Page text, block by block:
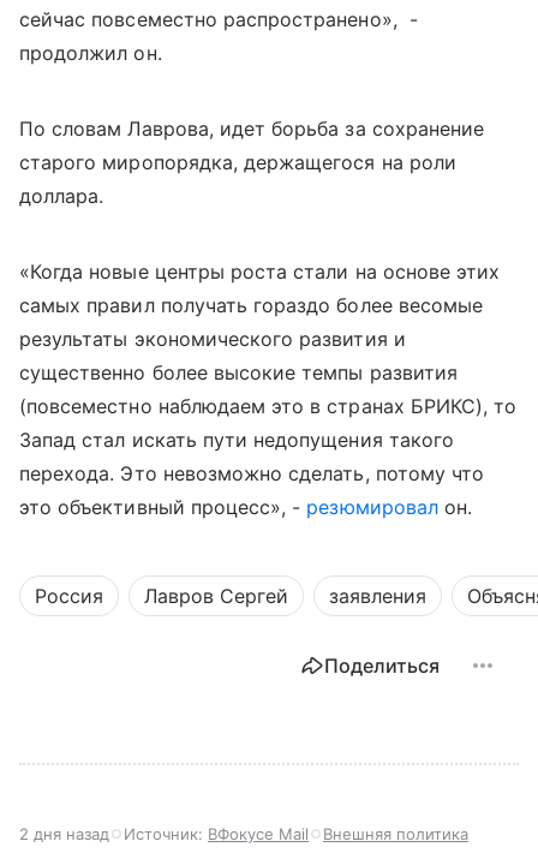
сейчас повсеместно распространено», -
продолжил он.
По словам Лаврова, идет борьба за сохранение
старого миропорядка, держащегося на роли
доллара.
«Когда новые центры роста стали на основе этих
самых правил получать гораздо более весомые
результаты экономического развития и
существенно более высокие темпы развития
(повсеместно наблюдаем это в странах БРИКС), то
Запад стал искать пути недопущения такого
перехода. Это невозможно сделать, потому что
это объективный процесс», - резюмировалон.
Россия Лавров Сергей заявления
Поделиться
2 дня назад Источник: ВФокусе Mail Внешняя политика